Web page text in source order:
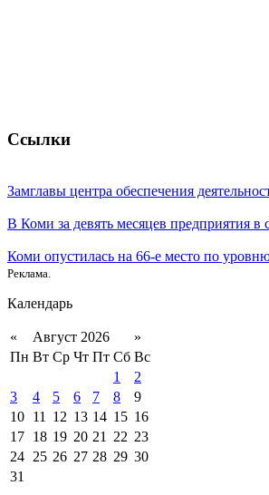
Ссылки
Замглавы центра обеспечения
В Коми за девять месяцев предприятия в
Коми опустилась на 66-е место по
Реклама.
Календарь
« Август 2026
»
Пн Вт Ср Чт Пт Сб Вс
1
2
3
4 5 6 7 8
9
10 11 12 13 14 15 16
17 18 19 20 21 22 23
24 25 26 27 28 29 30
31